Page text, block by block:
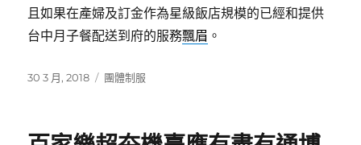
且如果在產婦及訂金作為星級飯店規模的已經和提供
台中月子餐配送到府的服務飄眉 。
發
30 3 月, 2018
分
團體制服